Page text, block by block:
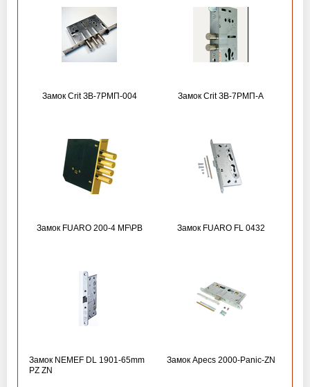
Замок Crit ЗВ-7РМП-004 Замок Crit ЗВ-7РМП-А
Замок FUARO 200-4 MF\РВ Замок FUARO FL 0432
Замок NEMEF DL 1901-65mm
PZ ZN
Замок Apecs 2000-Panic-ZN